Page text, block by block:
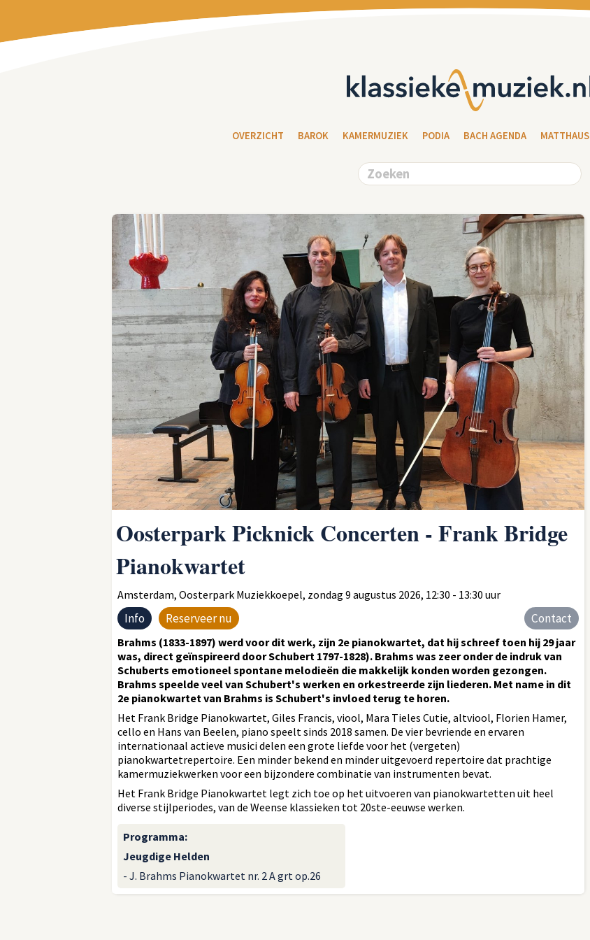
OVERZICHT BAROK KAMERMUZIEK PODIA BACH AGENDA MATTHAUS
Oosterpark Picknick Concerten - Frank Bridge
Pianokwartet
Amsterdam, Oosterpark Muziekkoepel, zondag 9 augustus 2026, 12:30 - 13:30 uur
Info Reserveer nu Contact
Brahms (1833-1897) werd voor dit werk, zijn 2e pianokwartet, dat hij schreef toen hij 29 jaar
was, direct geïnspireerd door Schubert 1797-1828). Brahms was zeer onder de indruk van
Schuberts emotioneel spontane melodieën die makkelijk konden worden gezongen.
Brahms speelde veel van Schubert's werken en orkestreerde zijn liederen. Met name in dit
2e pianokwartet van Brahms is Schubert's invloed terug te horen.
Het Frank Bridge Pianokwartet, Giles Francis, viool, Mara Tieles Cutie, altviool, Florien Hamer,
cello en Hans van Beelen, piano speelt sinds 2018 samen. De vier bevriende en ervaren
internationaal actieve musici delen een grote liefde voor het (vergeten)
pianokwartetrepertoire. Een minder bekend en minder uitgevoerd repertoire dat prachtige
kamermuziekwerken voor een bijzondere combinatie van instrumenten bevat.
Het Frank Bridge Pianokwartet legt zich toe op het uitvoeren van pianokwartetten uit heel
diverse stijlperiodes, van de Weense klassieken tot 20ste-eeuwse werken.
Programma:
Jeugdige Helden
- J. Brahms Pianokwartet nr. 2 A grt op.26